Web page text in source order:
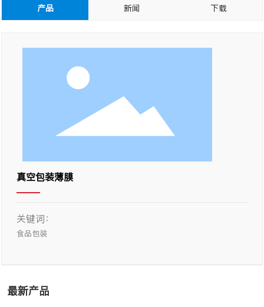
产品 新闻 下载
真空包装薄膜
关键词：
食品包装
最新产品